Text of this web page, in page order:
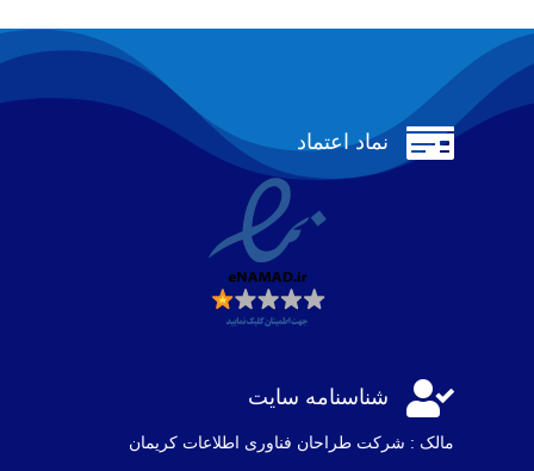
 نماد اعتماد
 شناسنامه سایت
مالک : شرکت طراحان فناوری اطلاعات كريمان